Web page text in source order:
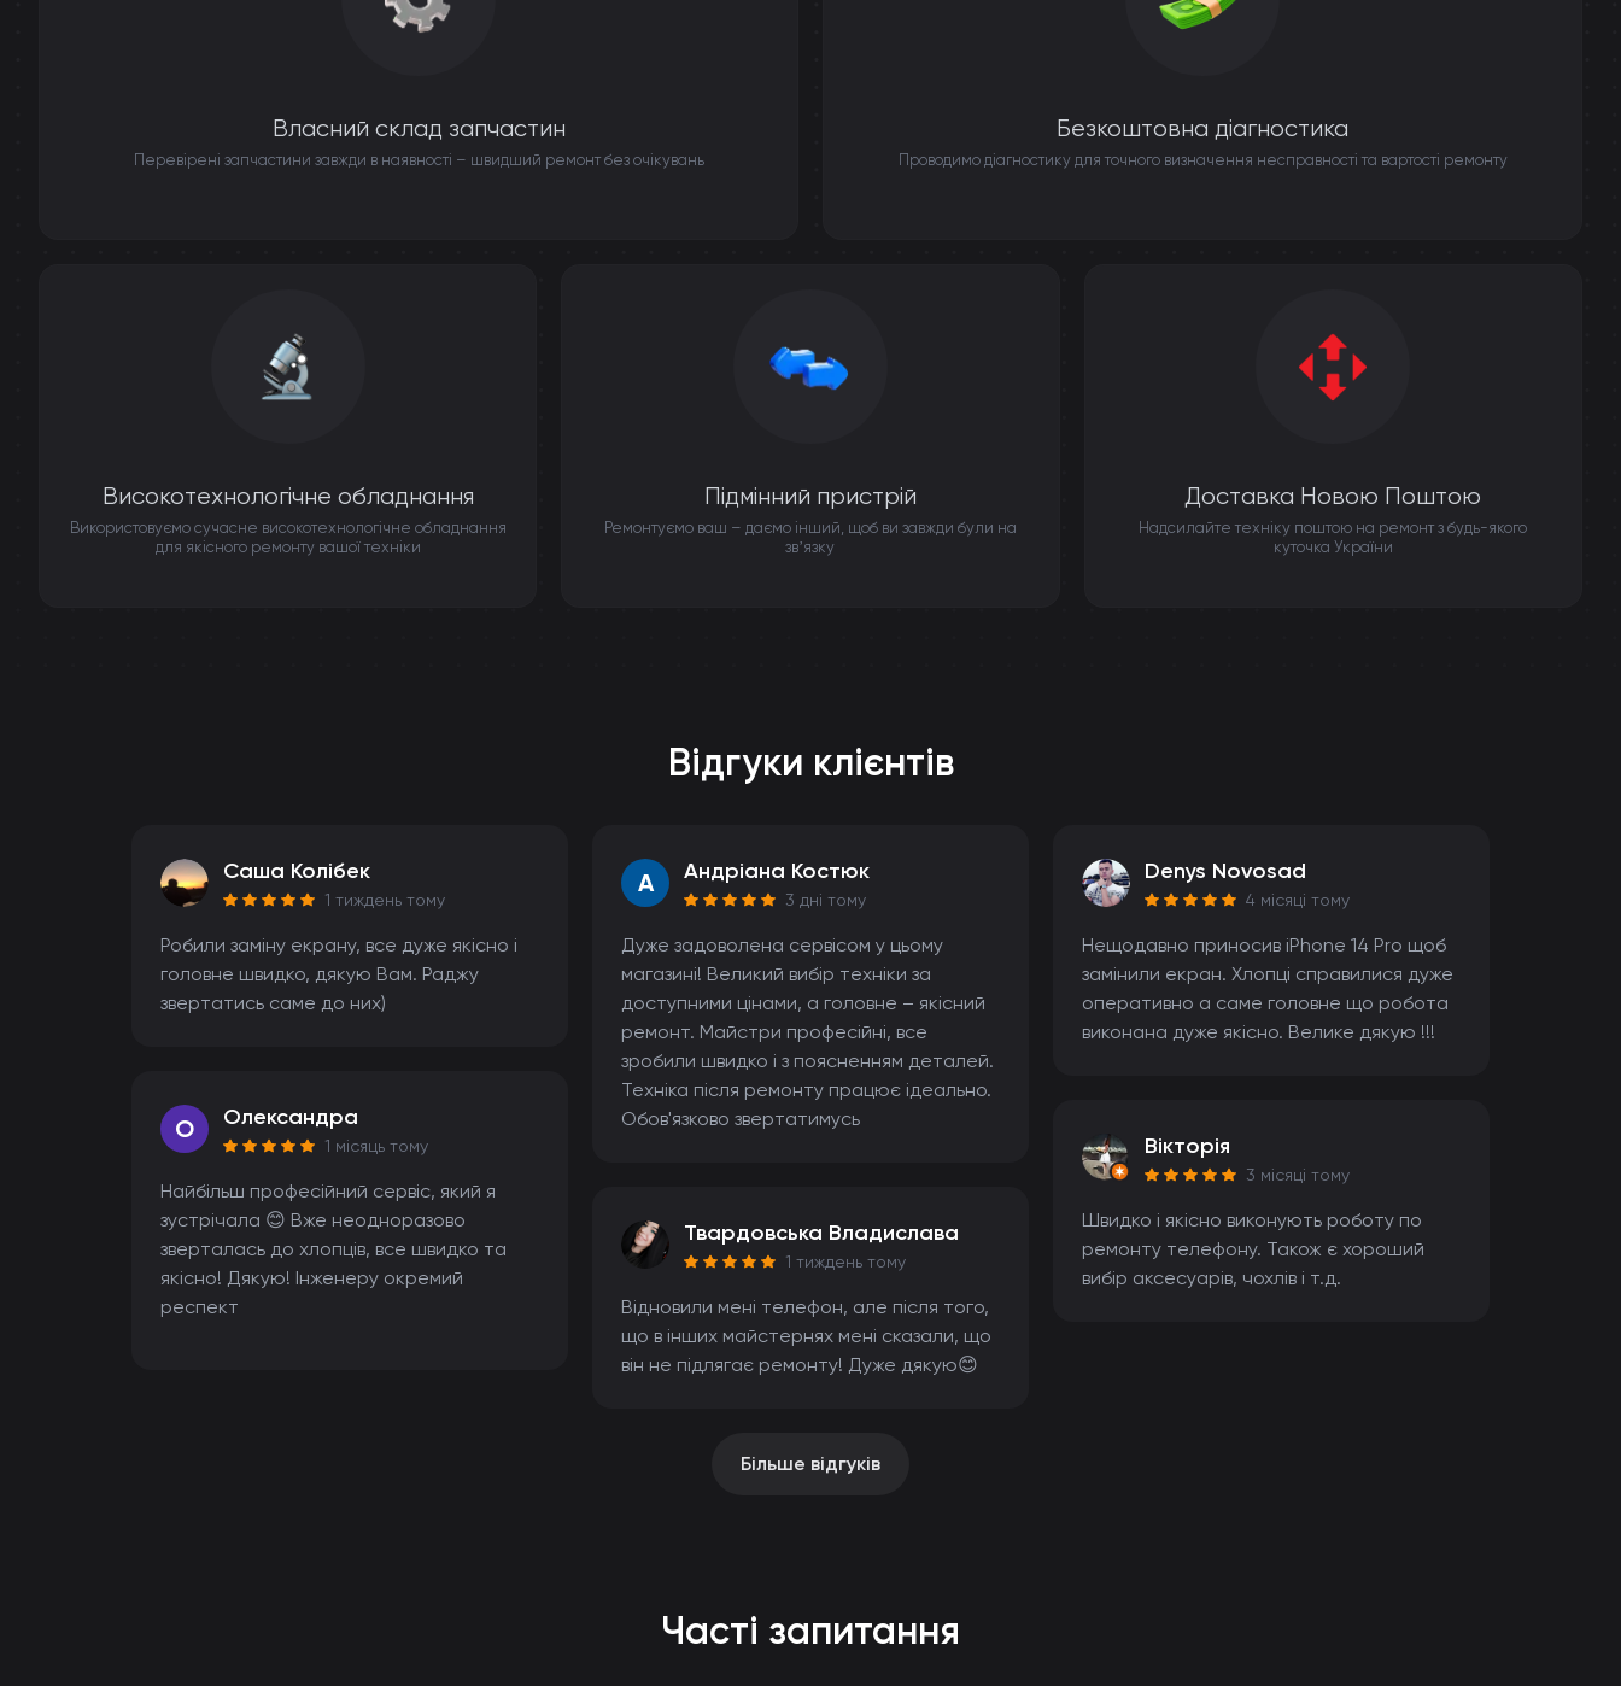
Власний склад запчастин
Перевірені запчастини завжди в наявності – швидший ремонт без очікувань
Безкоштовна діагностика
Проводимо діагностику для точного визначення несправності та вартості ремонту
Високотехнологічне обладнання
Використовуємо сучасне високотехнологічне обладнання
для якісного ремонту вашої техніки
Підмінний пристрій
Ремонтуємо ваш – даємо інший, щоб ви завжди були на
звʼязку
Доставка Новою Поштою
Надсилайте техніку поштою на ремонт з будь-якого
куточка України
Відгуки клієнтів
Саша Колібек
1 тиждень тому
Робили заміну екрану, все дуже якісно і
головне швидко, дякую Вам. Раджу
звертатись саме до них)
O Олександра
1 місяць тому
Найбільш професійний сервіс, який я
зустрічала 😊 Вже неодноразово
зверталась до хлопців, все швидко та
якісно! Дякую! Інженеру окремий
респект
A Андріана Костюк
3 дні тому
Дуже задоволена сервісом у цьому
магазині! Великий вибір техніки за
доступними цінами, а головне – якісний
ремонт. Майстри професійні, все
зробили швидко і з поясненням деталей.
Техніка після ремонту працює ідеально.
Обов'язково звертатимусь
Твардовська Владислава
1 тиждень тому
Відновили мені телефон, але після того,
що в інших майстернях мені сказали, що
він не підлягає ремонту! Дуже дякую😊
Denys Novosad
4 місяці тому
Нещодавно приносив iPhone 14 Pro щоб
замінили екран. Хлопці справилися дуже
оперативно а саме головне що робота
виконана дуже якісно. Велике дякую !!!
Вікторія
3 місяці тому
Швидко і якісно виконують роботу по
ремонту телефону. Також є хороший
вибір аксесуарів, чохлів і т.д.
Більше відгуків
Часті запитання